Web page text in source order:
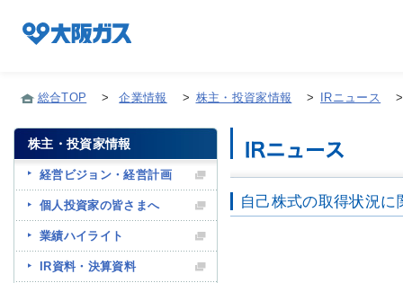
企業情報TOP
企業/グループについて
社会貢献
総合TOP > 企業情報 > 株主・投資家情報 > IRニュース >
自己株式の取得状況
株主・投資家情報
経営ビジョン・経営計画
個人投資家の皆さまへ
業績ハイライト
IR資料・決算資料